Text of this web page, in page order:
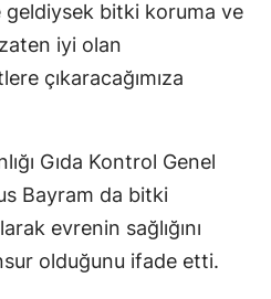
geldiysek bitki koruma ve
zaten iyi olan
çıkaracağımıza
Gıda Kontrol Genel
Bayram da bitki
evrenin sağlığını
olduğunu ifade etti.